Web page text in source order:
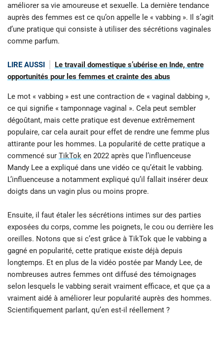
améliorer sa vie amoureuse et sexuelle. La dernière tendance
auprès des femmes est ce qu’on appelle le « vabbing ». Il s’agit
d’une pratique qui consiste à utiliser des sécrétions vaginales
comme parfum.
LIRE AUSSI
Le travail domestique s’ubérise en Inde, entre
opportunités pour les femmes et crainte des abus
Le mot « vabbing » est une contraction de « vaginal dabbing »,
ce qui signifie « tamponnage vaginal ». Cela peut sembler
dégoûtant, mais cette pratique est devenue extrêmement
populaire, car cela aurait pour effet de rendre une femme plus
attirante pour les hommes. La popularité de cette pratique a
commencé sur TikTok en 2022 après que l’influenceuse
Mandy Lee a expliqué dans une vidéo ce qu’était le vabbing.
L’influenceuse a notamment expliqué qu’il fallait insérer deux
doigts dans un vagin plus ou moins propre.
Ensuite, il faut étaler les sécrétions intimes sur des parties
exposées du corps, comme les poignets, le cou ou derrière les
oreilles. Notons que si c’est grâce à TikTok que le vabbing a
gagné en popularité, cette pratique existe déjà depuis
longtemps. Et en plus de la vidéo postée par Mandy Lee, de
nombreuses autres femmes ont diffusé des témoignages
selon lesquels le vabbing serait vraiment efficace, et que ça a
vraiment aidé à améliorer leur popularité auprès des hommes.
Scientifiquement parlant, qu’en est-il réellement ?